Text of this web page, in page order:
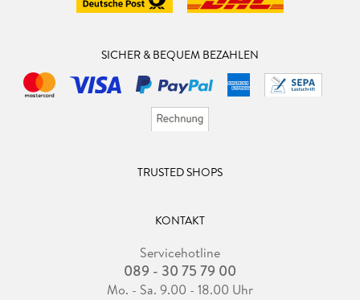
SICHER & BEQUEM BEZAHLEN
TRUSTED SHOPS
KONTAKT
Servicehotline
089 - 30 75 79 00
Mo. - Sa. 9.00 - 18.00 Uhr